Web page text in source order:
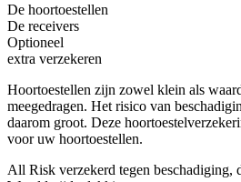
De hoortoestellen
De receivers
Optioneel
extra verzekeren
Hoortoestellen zijn zowel klein als
meegedragen. Het risico van
daarom groot. Deze
voor uw hoortoestellen.
All Risk verzekerd tegen beschadiging,